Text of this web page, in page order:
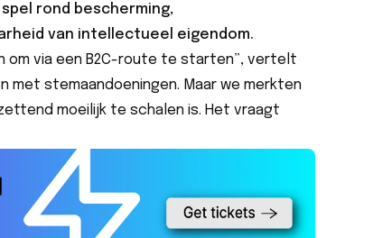
rond bescherming,
van intellectueel eigendom.
om via een B2C-route te starten”, vertelt
met stemaandoeningen. Maar we merkten
moeilijk te schalen is. Het vraagt